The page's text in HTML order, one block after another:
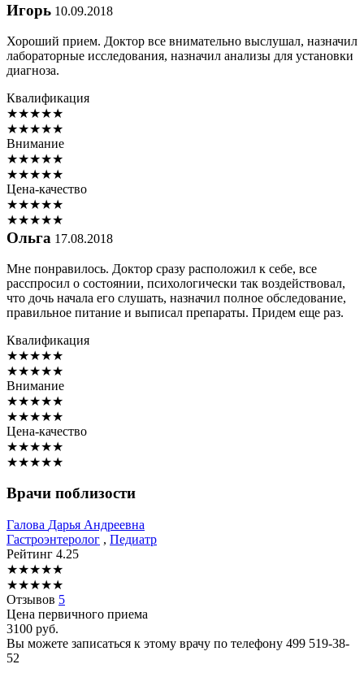
Игорь 10.09.2018
Хороший прием. Доктор все внимательно выслушал, назначил
лабораторные исследования, назначил анализы для установки
диагноза.
Квалификация
★★★★★
★★★★★
Внимание
★★★★★
★★★★★
Цена-качество
★★★★★
★★★★★
Ольга 17.08.2018
Мне понравилось. Доктор сразу расположил к себе, все
расспросил о состоянии, психологически так воздействовал,
что дочь начала его слушать, назначил полное обследование,
правильное питание и выписал препараты. Придем еще раз.
Квалификация
★★★★★
★★★★★
Внимание
★★★★★
★★★★★
Цена-качество
★★★★★
★★★★★
Врачи поблизости
Галова Дарья Андреевна
Гастроэнтеролог , Педиатр
Рейтинг 4.25
★★★★★
★★★★★
Отзывов 5
Цена первичного приема
3100 руб.
Вы можете записаться к этому врачу по телефону 499 519-38-
52